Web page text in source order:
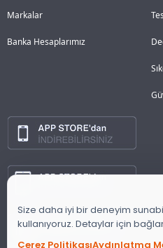
Markalar
Banka Hesaplarımız
Size daha iyi bir deneyim
kullanıyoruz. Detaylar için
Çerez PolitikasıAydınlatma